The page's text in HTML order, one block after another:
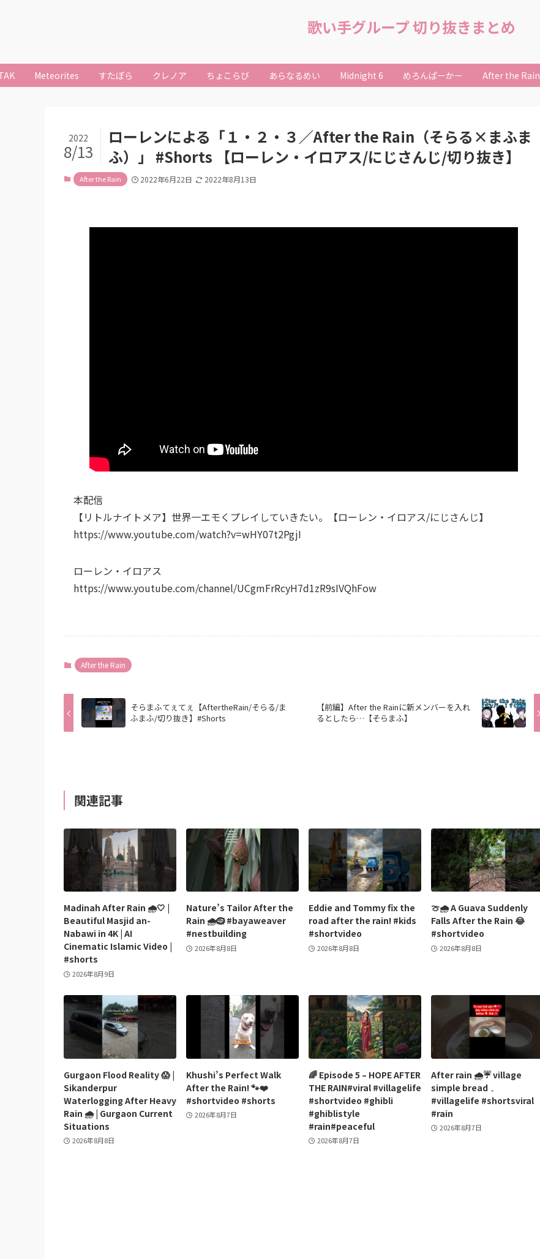
歌い手グループ 切り抜きまとめ
Meteorites すたぽら クレノア ちょこらび あらなるめい Midnight 6 めろんぱーかー After the Rain
ローレンによる「１・２・３／After the Rain（そらる×まふま
ふ）」 #Shorts 【ローレン・イロアス/にじさんじ/切り抜き】
2022
8/13
After the Rain 2022年6月22日 2022年8月13日
本配信
【リトルナイトメア】世界一エモくプレイしていきたい。【ローレン・イロアス/にじさんじ】
https://www.youtube.com/watch?v=wHY07t2PgjI
ローレン・イロアス
https://www.youtube.com/channel/UCgmFrRcyH7d1zR9sIVQhFow
After the Rain
そらまふてぇてぇ【AftertheRain/そらる/ま
ふまふ/切り抜き】#Shorts
【前編】After the Rainに新メンバーを入れ
るとしたら…【そらまふ】
関連記事
Madinah After Rain 🌧️🤍 |
Beautiful Masjid an-
Nabawi in 4K | AI
Cinematic Islamic Video |
#shorts
2026年8月9日
Nature’s Tailor After the
Rain 🌧️🪹 #bayaweaver
#nestbuilding
2026年8月8日
Eddie and Tommy fix the
road after the rain! #kids
#shortvideo
2026年8月8日
🍈🌧️ A Guava Suddenly
Falls After the Rain 😂
#shortvideo
2026年8月8日
Gurgaon Flood Reality 😱 |
Sikanderpur
Waterlogging After Heavy
Rain 🌧️ | Gurgaon Current
Situations
2026年8月8日
Khushi’s Perfect Walk
After the Rain! 🐾❤️
#shortvideo #shorts
2026年8月7日
🌈 Episode 5 – HOPE AFTER
THE RAIN#viral #villagelife
#shortvideo #ghibli
#ghiblistyle
#rain#peaceful
2026年8月7日
After rain 🌧️☔ village
simple bread ۔
#villagelife #shortsviral
#rain
2026年8月7日